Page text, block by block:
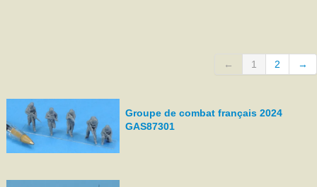
← 1 2 →
Groupe de combat français 2024
GAS87301